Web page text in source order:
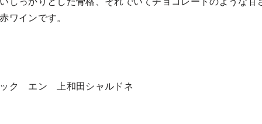
ワインです。
ク エン 上和田シャルドネ